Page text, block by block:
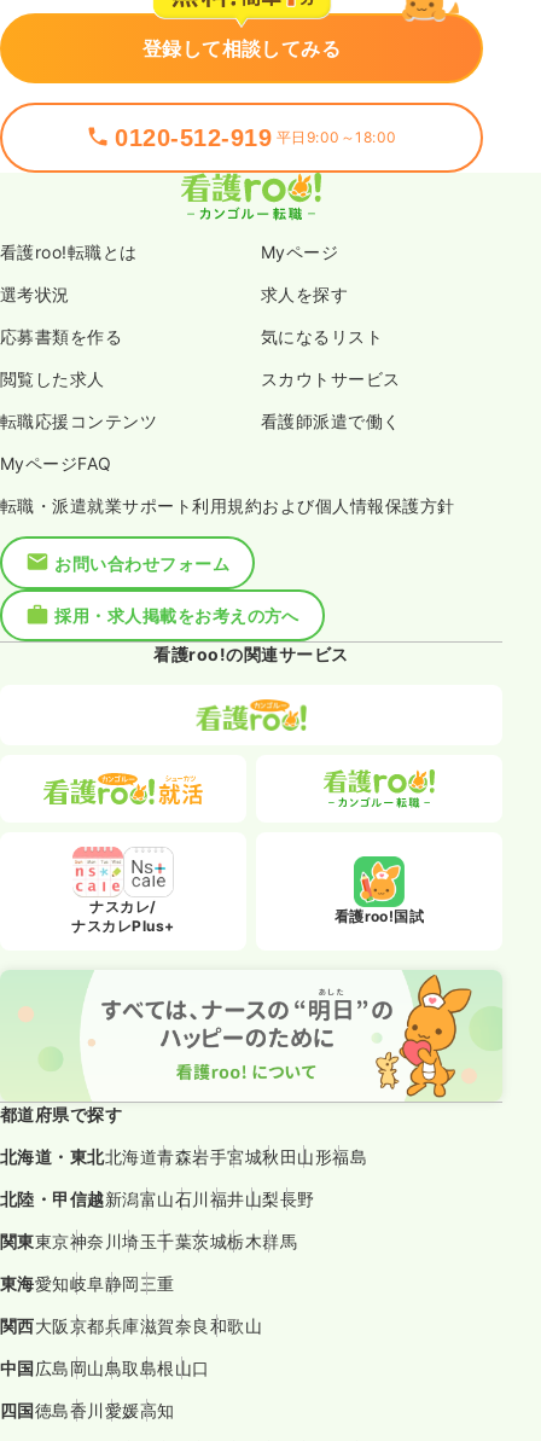
登録して相談してみる
0120-512-919 平日9:00～18:00
看護roo!転職とは Myページ
選考状況 求人を探す
応募書類を作る 気になるリスト
閲覧した求人 スカウトサービス
転職応援コンテンツ 看護師派遣で働く
MyページFAQ
転職・派遣就業サポート利用規約および個人情報保護方針
お問い合わせフォーム
採用・求人掲載をお考えの方へ
看護roo!の関連サービス
ナスカレ/
ナスカレPlus+
看護roo!国試
都道府県で探す
北海道・東北北海道青森岩手宮城秋田山形福島
北陸・甲信越新潟富山石川福井山梨長野
関東東京神奈川埼玉千葉茨城栃木群馬
東海愛知岐阜静岡三重
関西大阪京都兵庫滋賀奈良和歌山
中国広島岡山鳥取島根山口
四国徳島香川愛媛高知